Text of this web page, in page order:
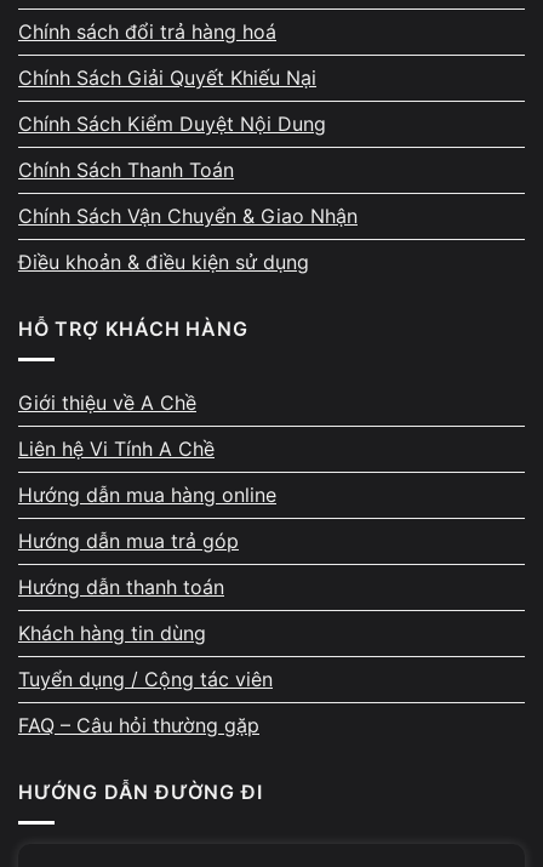
Đảm bảo adapter hoạt động ổn định.
3. Quan sát tình trạng pin
Pin phồng cần thay ngay để tránh ảnh hưởng đến linh
kiện khác.
4. Không tự tháo pin nếu không có kinh nghiệm
Việc tháo pin sai cách có thể gây hư hỏng cáp kết nối
hoặc mainboard.
Trường hợp cần thay pin
Pin tụt nhanh khi sử dụng
Laptop chỉ hoạt động khi cắm sạc
Pin bị phồng hoặc quá nóng
Trong các trường hợp này,
giúp laptop hoạt động ổn định và cải thiện thời gian sử
dụng pin.
Trường hợp cần kiểm tra thêm
Chính sách đổi trả hàng hoá
Chính Sách Giải Quyết Khiếu Nại
Chính Sách Kiểm Duyệt Nội Dung
Chính Sách Thanh Toán
Chính Sách Vận Chuyển & Giao Nhận
Điều khoản & điều kiện sử dụng
HỖ TRỢ KHÁCH HÀNG
Giới thiệu về A Chề
Liên hệ Vi Tính A Chề
Hướng dẫn mua hàng online
Hướng dẫn mua trả góp
Hướng dẫn thanh toán
Khách hàng tin dùng
Tuyển dụng / Cộng tác viên
FAQ – Câu hỏi thường gặp
HƯỚNG DẪN ĐƯỜNG ĐI